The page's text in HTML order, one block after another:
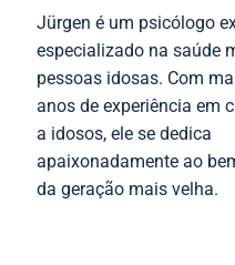
Jürgen é um psicólogo
especializado na saúde
pessoas idosas. Com
anos de experiência em
a idosos, ele se dedica
apaixonadamente ao
da geração mais velha.